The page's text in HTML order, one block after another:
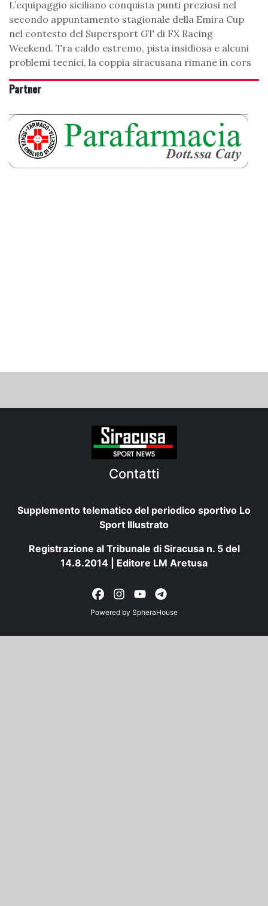
L’equipaggio siciliano conquista punti preziosi nel
secondo appuntamento stagionale della Emira Cup
nel contesto del Supersport GT di FX Racing
Weekend. Tra caldo estremo, pista insidiosa e alcuni
problemi tecnici, la coppia siracusana rimane in cors
Partner
Contatti
Supplemento telematico del periodico sportivo Lo
Sport Illustrato
Registrazione al Tribunale di Siracusa n. 5 del
14.8.2014 | Editore LM Aretusa
Powered by SpheraHouse